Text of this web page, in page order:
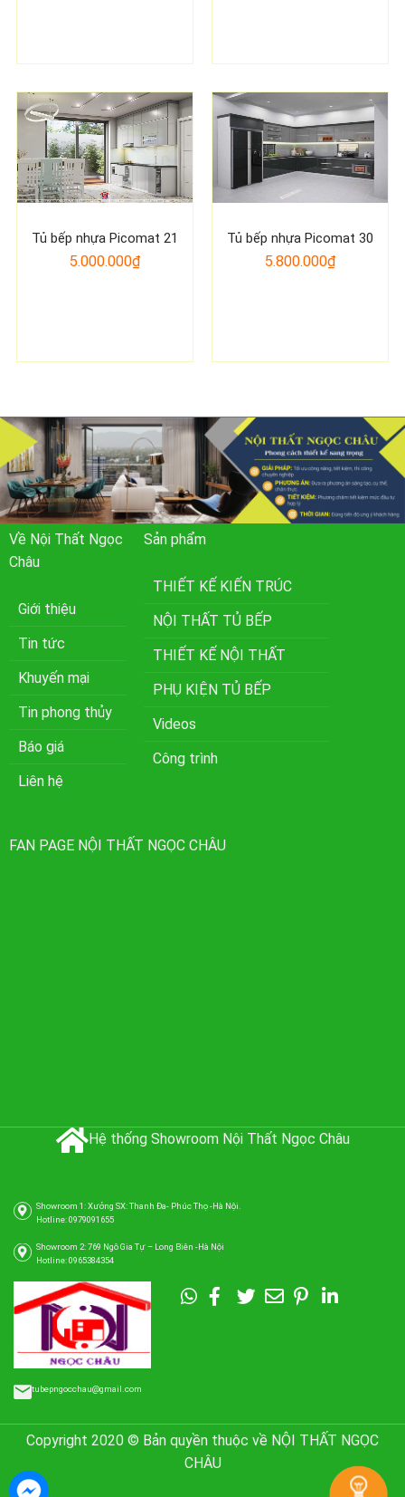
Tủ bếp nhựa Picomat 21
5.000.000₫
Tủ bếp nhựa Picomat 30
5.800.000₫
Về Nội Thất Ngọc
Châu
Giới thiệu
Tin tức
Khuyến mại
Tin phong thủy
Báo giá
Liên hệ
Sản phẩm
THIẾT KẾ KIẾN TRÚC
NỘI THẤT TỦ BẾP
THIẾT KẾ NỘI THẤT
PHỤ KIỆN TỦ BẾP
Videos
Công trình
FAN PAGE NỘI THẤT NGỌC CHÂU
Hệ thống Showroom Nội Thất Ngọc Châu
Showroom 1: Xưởng SX: Thanh Đa- Phúc Thọ -Hà Nội.
Hotline: 0979091655
Showroom 2: 769 Ngô Gia Tự – Long Biên -Hà Nội
Hotline: 0965384354
tubepngocchau@gmail.com
Copyright 2020 © Bản quyền thuộc về NỘI THẤT NGỌC
CHÂU